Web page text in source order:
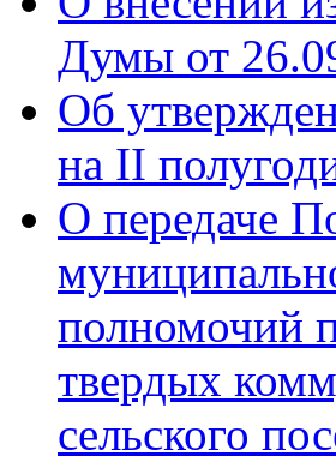
Думы от
Об
на II
О передаче
полномочий
твердых
сельского